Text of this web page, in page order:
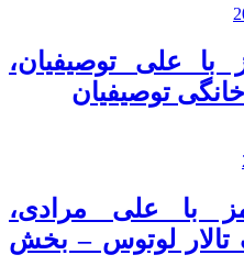
با علی توصیفیان،
خانگی توصیفیان
با علی مرادی،
تالار لوتوس – بخش